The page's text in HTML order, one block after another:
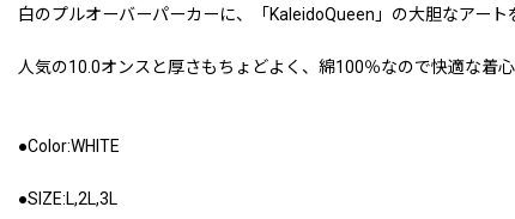
白のプルオーバーパーカーに、「KaleidoQueen」の大胆なアー
人気の10.0オンスと厚さもちょどよく、綿100％なので快適な着
●Color:WHITE
●SIZE:L,2L,3L